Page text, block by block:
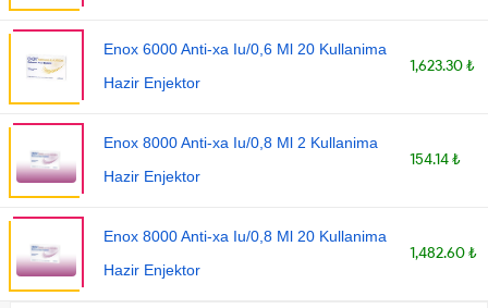
Enox 6000 Anti-xa Iu/0,6 Ml 20 Kullanima
Hazir Enjektor
1,623.30 ₺
Enox 8000 Anti-xa Iu/0,8 Ml 2 Kullanima
Hazir Enjektor
154.14 ₺
Enox 8000 Anti-xa Iu/0,8 Ml 20 Kullanima
Hazir Enjektor
1,482.60 ₺